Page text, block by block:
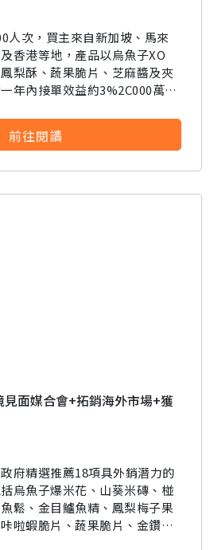
人次，買主來自新加坡、馬來
香港等地，產品以烏魚子XO
梨酥、蔬果脆片、芝麻醬及夾
年內接單效益約3%2C000萬
前往閱讀
面媒合會+拓銷海外市場+獲
府精選推薦18項具外銷潛力的
烏魚子爆米花、山葵米磚、椪
鬆、金目鱸魚精、鳳梨梅子果
啦蝦脆片、蔬果脆片、金鑽鳳